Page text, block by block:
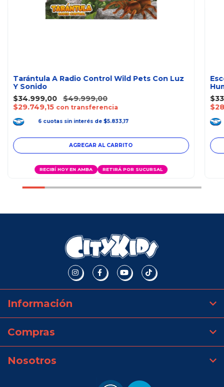
Tarántula A Radio Control Wild Pets Con Luz
Y Sonido
$34.999,00
$49.999,00
$29.749,15 con transferencia
6 cuotas sin interés de $5.833,17
RECIBÍ HOY EN AMBA RETIRÁ POR SUCURSAL
Información
Compras
Nosotros